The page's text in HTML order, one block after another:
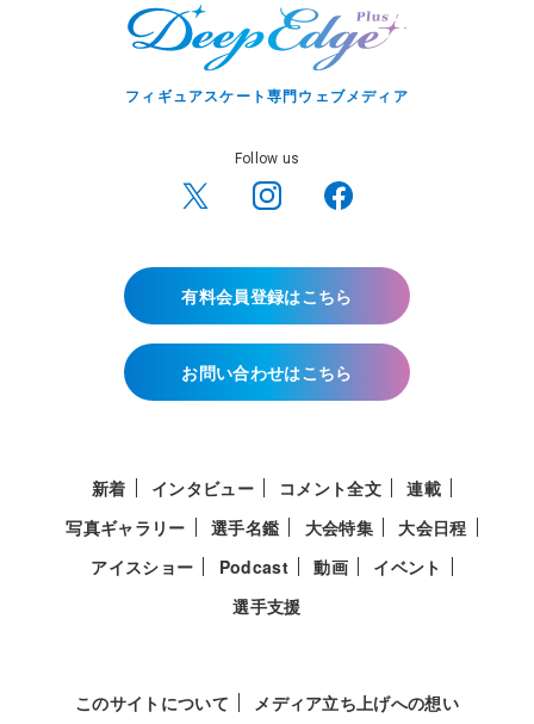
フィギュアスケート専門ウェブメディア
Follow us
有料会員登録はこちら
お問い合わせはこちら
新着 インタビュー コメント全文
連載
写真ギャラリー
選手名鑑 大会特集
大会日程
アイスショー
Podcast 動画
イベント
選手支援
このサイトについて メディア立ち上げへの想い